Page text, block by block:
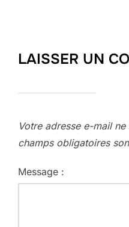
LAISSER UN
Votre adresse e-mail
champs obligatoires
Message :